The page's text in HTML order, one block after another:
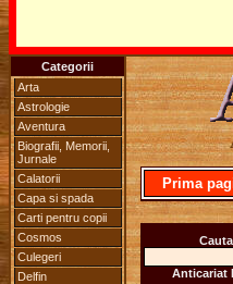
Categorii
Arta
Astrologie
Aventura
Biografii, Memorii,
Jurnale
Calatorii
Capa si spada
Carti pentru copii
Cosmos
Culegeri
Delfin
Prima
Anticariat